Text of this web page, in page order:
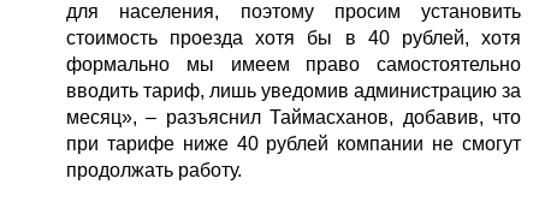
для населения, поэтому просим установить
стоимость проезда хотя бы в 40 рублей, хотя
формально мы имеем право самостоятельно
вводить тариф, лишь уведомив администрацию за
месяц», – разъяснил Таймасханов, добавив, что
при тарифе ниже 40 рублей компании не смогут
продолжать работу.